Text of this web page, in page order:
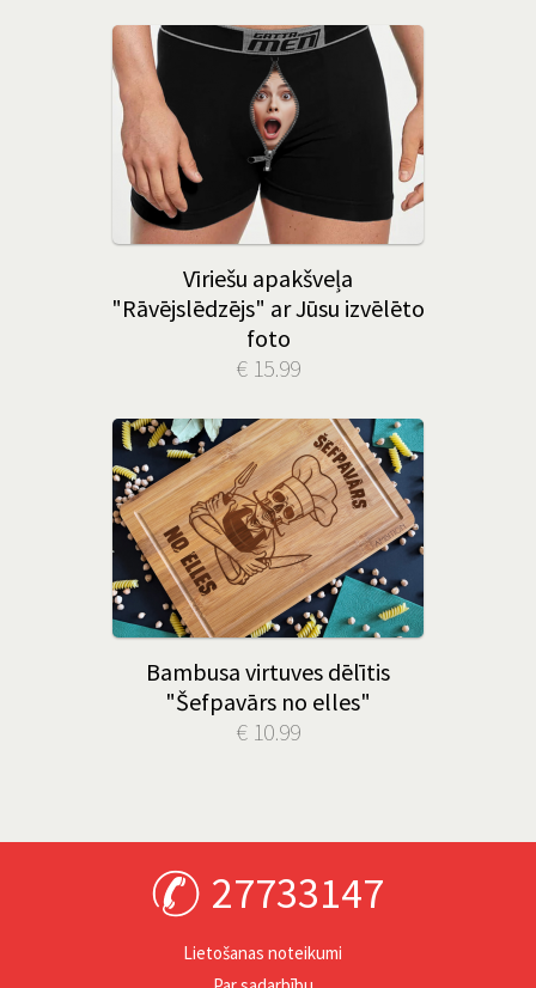
Vīriešu apakšveļa
"Rāvējslēdzējs" ar Jūsu izvēlēto
foto
€ 15.99
Bambusa virtuves dēlītis
"Šefpavārs no elles"
€ 10.99
27733147
Lietošanas noteikumi